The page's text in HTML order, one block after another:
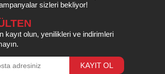
sizleri bekliyor!
kayıt olun, yenilikleri ve indirimleri